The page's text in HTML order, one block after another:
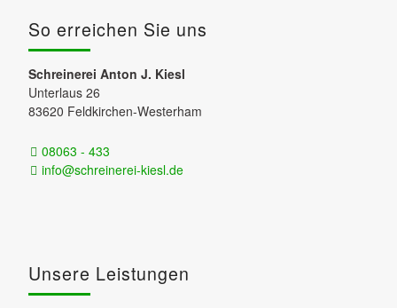
So erreichen Sie uns
Schreinerei Anton J. Kiesl
Unterlaus 26
83620 Feldkirchen-Westerham
08063 - 433
info@schreinerei-kiesl.de
Unsere Leistungen